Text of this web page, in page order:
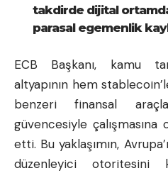
takdirde dijital
parasal egemenlik
ECB Başkanı, kamu
altyapının hem
benzeri finansal
güvencesiyle çalışmasına
etti. Bu yaklaşımın,
düzenleyici otoritesini